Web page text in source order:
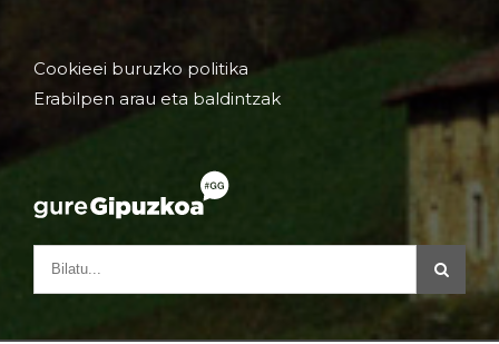
Cookieei buruzko politika
Erabilpen arau eta baldintzak